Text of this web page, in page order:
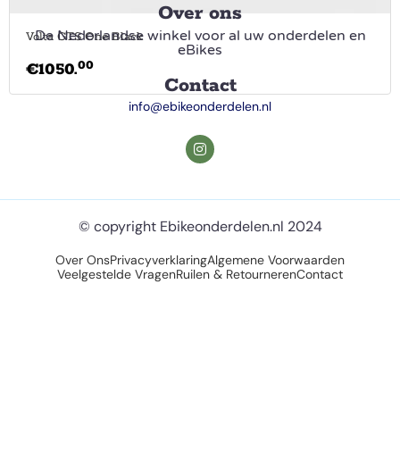
Volta GTS One Black
€1050.00
Over ons
De Nederlandse winkel voor al uw onderdelen en
eBikes
Contact
info@ebikeonderdelen.nl
© copyright Ebikeonderdelen.nl 2024
Over OnsPrivacyverklaringAlgemene Voorwaarden
Veelgestelde VragenRuilen & RetournerenContact